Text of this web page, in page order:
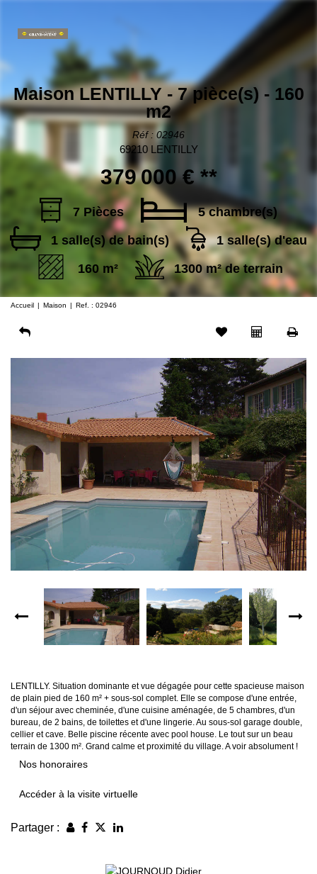
Maison LENTILLY - 7 pièce(s) - 160
m2
Réf : 02946
69210 LENTILLY
379 000 €**
7 Pièces
5 chambre(s)
1 salle(s) de bain(s)
1 salle(s) d'eau
160 m²
1300 m² de terrain
Accueil Maison Ref. : 02946
LENTILLY. Situation dominante et vue dégagée pour cette spacieuse maison
de plain pied de 160 m² + sous-sol complet. Elle se compose d'une entrée,
d'un séjour avec cheminée, d'une cuisine aménagée, de 5 chambres, d'un
bureau, de 2 bains, de toilettes et d'une lingerie. Au sous-sol garage double,
cellier et cave. Belle piscine récente avec pool house. Le tout sur un beau
terrain de 1300 m². Grand calme et proximité du village. A voir absolument !
Nos honoraires
Accéder à la visite virtuelle
Partager :